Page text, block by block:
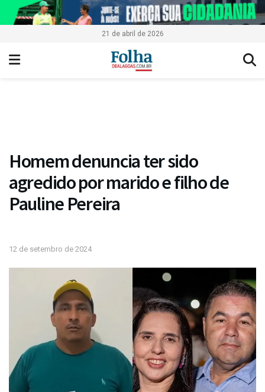
21 de abril de 2026
Homem denuncia ter sido
agredido por marido e filho de
Pauline Pereira
12 de setembro de 2024